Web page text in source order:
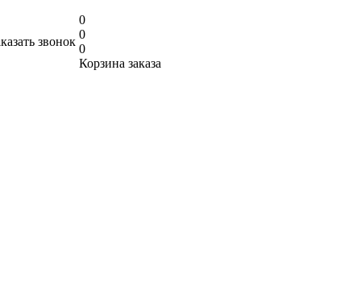
звонок
0
0
0
Корзина заказа